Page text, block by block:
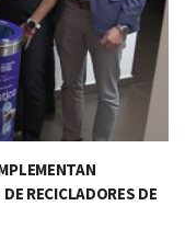
RECICLADORES DE